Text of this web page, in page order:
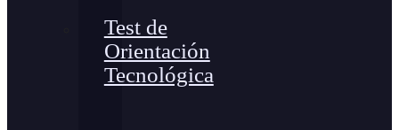
Test de
Orientación
Tecnológica